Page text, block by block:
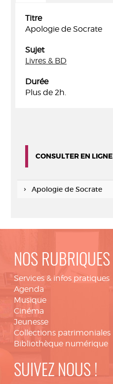
Titre
Apologie de Socrate
Sujet
Livres & BD
Durée
Plus de 2h.
CONSULTER EN LIGNE
Apologie de Socrate
NOS RUBRIQUES
Services & infos pratiques
Agenda
Musique
Cinéma
Jeunesse
Collections patrimoniales
Bibliothèque numérique
SUIVEZ NOUS !